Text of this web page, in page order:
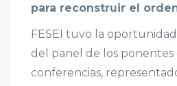
para reconstruir el
FESEI tuvo la
del panel de los ponentes
conferencias,